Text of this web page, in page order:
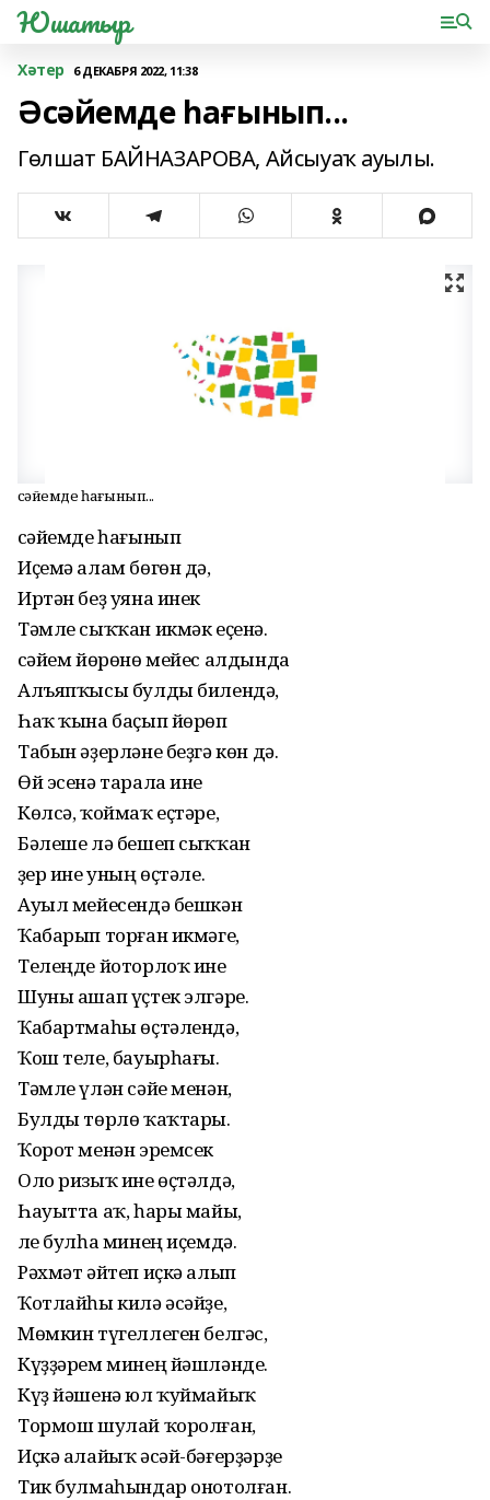
Юшатыр
Хәтер 6 ДЕКАБРЯ 2022, 11:38
Әсәйемде һағынып...
Гөлшат БАЙНАЗАРОВА, Айсыуаҡ ауылы.
Әсәйемде һағынып...
Әсәйемде һағынып
Иҫемә алам бөгөн дә,
Иртән беҙ уяна инек
Тәмле сыҡҡан икмәк еҫенә.
Әсәйем йөрөнө мейес алдында
Алъяпҡысы булды билендә,
Һаҡ ҡына баҫып йөрөп
Табын әҙерләне беҙгә көн дә.
Өй эсенә тарала ине
Көлсә, ҡоймаҡ еҫтәре,
Бәлеше лә бешеп сыҡҡан
Әҙер ине уның өҫтәле.
Ауыл мейесендә бешкән
Ҡабарып торған икмәге,
Телеңде йоторлоҡ ине
Шуны ашап үҫтек элгәре.
Ҡабартмаһы өҫтәлендә,
Ҡош теле, бауырһағы.
Тәмле үлән сәйе менән,
Булды төрлө ҡаҡтары.
Ҡорот менән эремсек
Оло ризыҡ ине өҫтәлдә,
Һауытта аҡ, һары майы,
Әле булһа минең иҫемдә.
Рәхмәт әйтеп иҫкә алып
Ҡотлайһы килә әсәйҙе,
Мөмкин түгеллеген белгәс,
Күҙҙәрем минең йәшләнде.
Күҙ йәшенә юл ҡуймайыҡ
Тормош шулай ҡоролған,
Иҫкә алайыҡ әсәй-бәғерҙәрҙе
Тик булмаһындар онотолған.